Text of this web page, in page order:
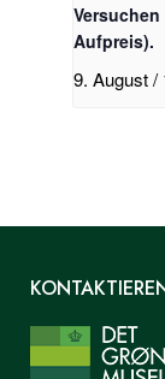
Aufpreis).
9. August /